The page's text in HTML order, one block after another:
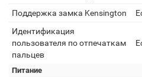
Поддержка замка Kensington
Идентификация
пользователя по отпечаткам
пальцев
Питание